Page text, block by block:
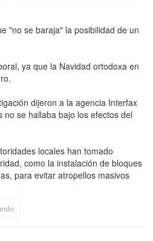
"no se baraja" la posibilidad de un
ya que la Navidad ortodoxa en
dijeron a la agencia Interfax
se hallaba bajo los efectos del
locales han tomado
como la instalación de bloques
para evitar atropellos masivos